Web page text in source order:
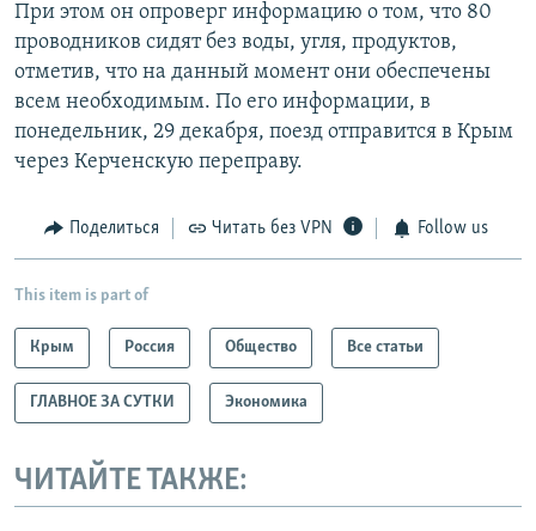
При этом он опроверг информацию о том, что 80
проводников сидят без воды, угля, продуктов,
отметив, что на данный момент они обеспечены
всем необходимым. По его информации, в
понедельник, 29 декабря, поезд отправится в Крым
через Керченскую переправу.
Поделиться Читать без VPN Follow us
This item is part of
Крым Россия Общество Все статьи
ГЛАВНОЕ ЗА СУТКИ Экономика
ЧИТАЙТЕ ТАКЖЕ: